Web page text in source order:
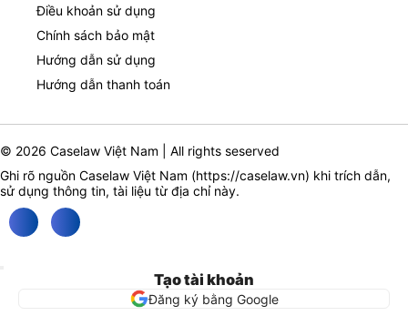
Điều khoản sử dụng
Chính sách bảo mật
Hướng dẫn sử dụng
Hướng dẫn thanh toán
© 2026 Caselaw Việt Nam | All rights seserved
Ghi rõ nguồn Caselaw Việt Nam (https://caselaw.vn) khi trích dẫn,
sử dụng thông tin, tài liệu từ địa chỉ này.
Tạo tài khoản
Đăng ký bằng Google